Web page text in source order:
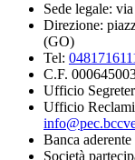
Sede legale:
Direzione:
(GO)
Tel:
C.F.
Ufficio
Ufficio Reclami
Banca
Società